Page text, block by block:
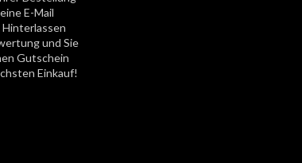
E-Mail
und Sie
Gutschein
Einkauf!